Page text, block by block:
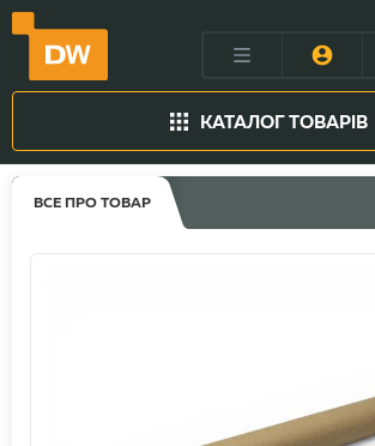
КАТАЛОГ ТОВАРІВ
ВСЕ ПРО ТОВАР